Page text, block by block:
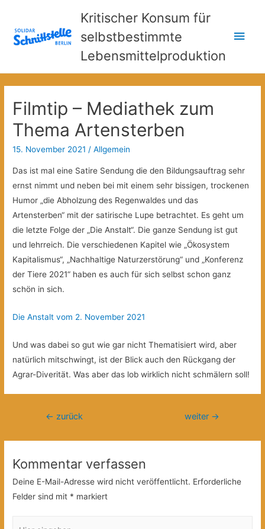
Kritischer Konsum für
selbstbestimmte
Lebensmittelproduktion
Filmtip – Mediathek zum
Thema Artensterben
15. November 2021 /Allgemein
Das ist mal eine Satire Sendung die den Bildungsauftrag sehr
ernst nimmt und neben bei mit einem sehr bissigen, trockenen
Humor „die Abholzung des Regenwaldes und das
Artensterben“ mit der satirische Lupe betrachtet. Es geht um
die letzte Folge der „Die Anstalt“. Die ganze Sendung ist gut
und lehrreich. Die verschiedenen Kapitel wie „Ökosystem
Kapitalismus“, „Nachhaltige Naturzerstörung“ und „Konferenz
der Tiere 2021“ haben es auch für sich selbst schon ganz
schön in sich.
Die Anstalt vom 2. November 2021
Und was dabei so gut wie gar nicht Thematisiert wird, aber
natürlich mitschwingt, ist der Blick auch den Rückgang der
Agrar-Diverität. Was aber das lob wirklich nicht schmälern soll!
Beitragsnavigation
← zurück weiter →
Kommentar verfassen
Deine E-Mail-Adresse wird nicht veröffentlicht. Erforderliche
Felder sind mit * markiert